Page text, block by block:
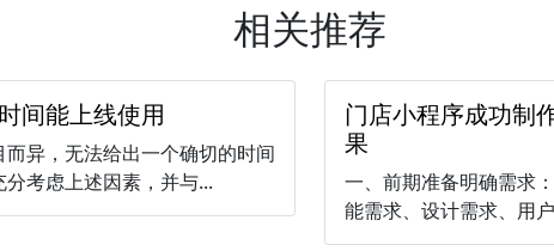
相关推荐
间能上线使用
异，无法给出一个确切的时间
考虑上述因素，并与...
门店小程序成功制
果
一、前期准备明确需求
能需求、设计需求、用